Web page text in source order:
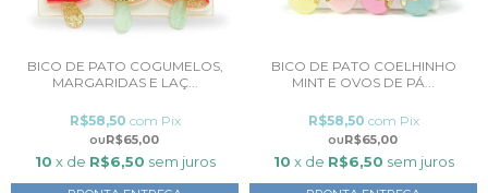
BICO DE PATO COGUMELOS,
MARGARIDAS E LAÇ...
R$65,00
R$58,50 com Pix
10 x de R$6,50 sem juros
BICO DE PATO COELHINHO
MINT E OVOS DE PÁ...
R$65,00
R$58,50 com Pix
10 x de R$6,50 sem juros